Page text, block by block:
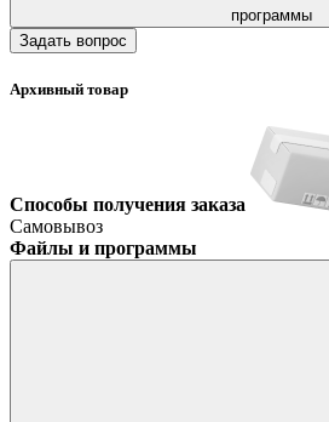
программы
Задать вопрос
Архивный товар
Способы получения заказа
Самовывоз
Файлы и программы